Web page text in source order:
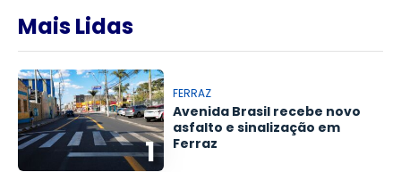
Mais Lidas
1
FERRAZ
Avenida Brasil recebe novo
asfalto e sinalização em
Ferraz